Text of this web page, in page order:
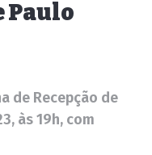
Paulo
de Recepção de
às 19h, com